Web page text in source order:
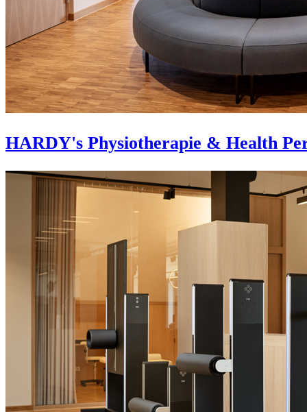
HARDY's Physiotherapie & Health